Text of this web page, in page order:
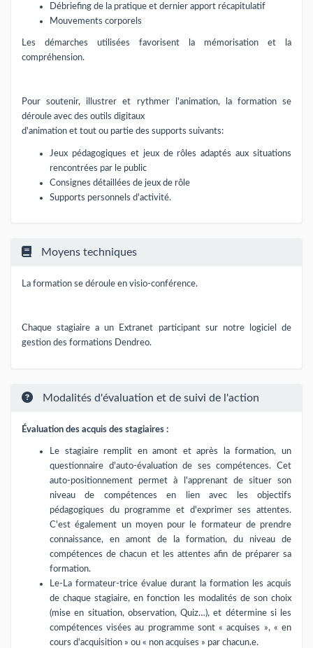
Débriefing de la pratique et dernier apport récapitulatif
Mouvements corporels
Les démarches utilisées favorisent la mémorisation et la
compréhension.
Pour soutenir, illustrer et rythmer l'animation, la formation se
déroule avec des outils digitaux
d'animation et tout ou partie des supports suivants:
Jeux pédagogiques et jeux de rôles adaptés aux situations
rencontrées par le public
Consignes détaillées de jeux de rôle
Supports personnels d'activité.
Moyens techniques
La formation se déroule en visio-conférence.
Chaque stagiaire a un Extranet participant sur notre logiciel de
gestion des formations Dendreo.
Modalités d'évaluation et de suivi de l'action
Évaluation des acquis des stagiaires :
Le stagiaire remplit en amont et après la formation, un
questionnaire d'auto-évaluation de ses compétences. Cet
auto-positionnement permet à l'apprenant de situer son
niveau de compétences en lien avec les objectifs
pédagogiques du programme et d'exprimer ses attentes.
C'est également un moyen pour le formateur de prendre
connaissance, en amont de la formation, du niveau de
compétences de chacun et les attentes afin de préparer sa
formation.
Le-La formateur-trice évalue durant la formation les acquis
de chaque stagiaire, en fonction les modalités de son choix
(mise en situation, observation, Quiz…), et détermine si les
compétences visées au programme sont « acquises », « en
cours d'acquisition » ou « non acquises » par chacun.e.